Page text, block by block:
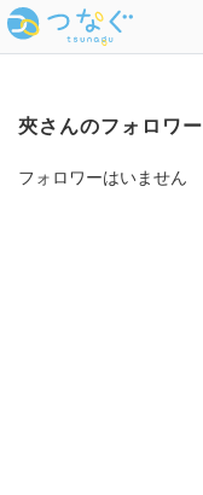
夾さんのフォロワー
フォロワーはいません